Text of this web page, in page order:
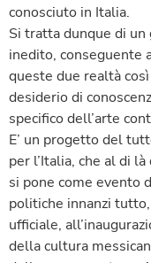
conosciuto in Italia.
Si tratta dunque di
inedito, conseguente
queste due realtà
desiderio di
specifico dell’arte
E’ un progetto del
per l’Italia, che al di
si pone come evento
politiche innanzi
ufficiale,
della cultura